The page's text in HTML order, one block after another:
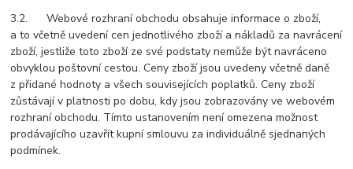
3.2. Webové rozhraní obchodu obsahuje informace o zboží,
a to včetně uvedení cen jednotlivého zboží a nákladů za navrácení
zboží, jestliže toto zboží ze své podstaty nemůže být navráceno
obvyklou poštovní cestou. Ceny zboží jsou uvedeny včetně daně
z přidané hodnoty a všech souvisejících poplatků. Ceny zboží
zůstávají v platnosti po dobu, kdy jsou zobrazovány ve webovém
rozhraní obchodu. Tímto ustanovením není omezena možnost
prodávajícího uzavřít kupní smlouvu za individuálně sjednaných
podmínek.